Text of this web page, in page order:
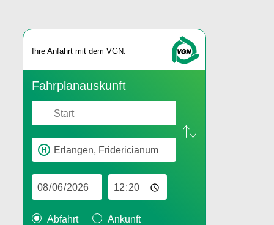
Ihre An­fahrt mit dem VGN.
Fahr­plan­aus­kunft
Abfahrt Ankunft